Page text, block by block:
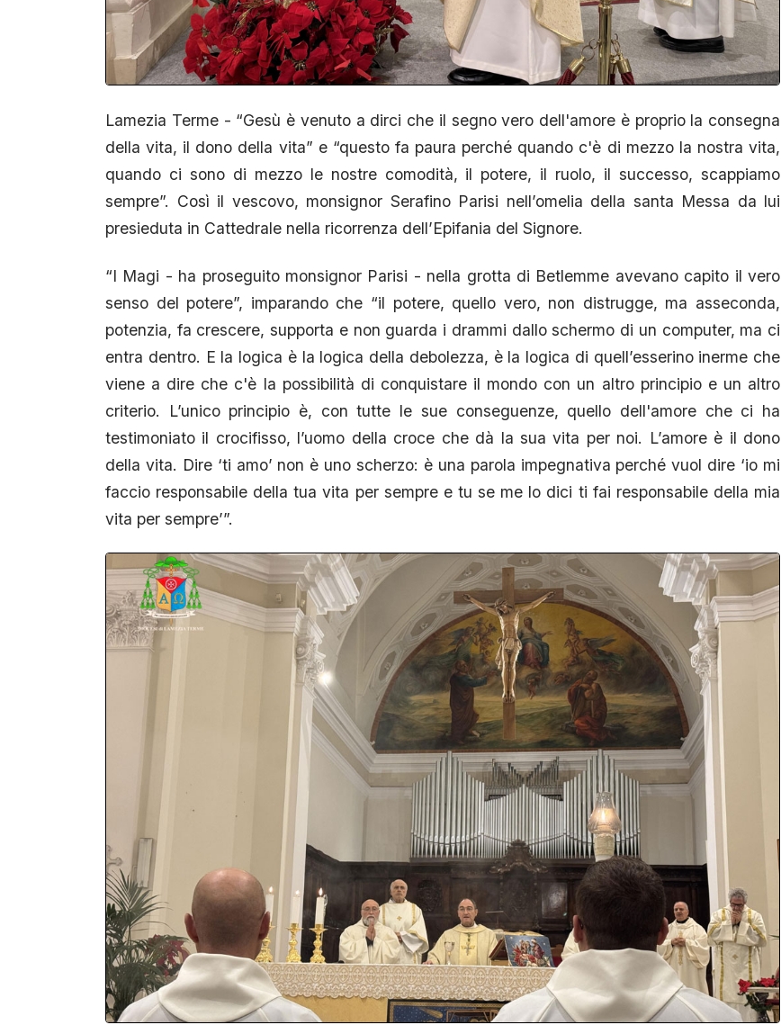
Lamezia Terme - “Gesù è venuto a dirci che il segno vero dell'amore è proprio la consegna
della vita, il dono della vita” e “questo fa paura perché quando c'è di mezzo la nostra vita,
quando ci sono di mezzo le nostre comodità, il potere, il ruolo, il successo, scappiamo
sempre”. Così il vescovo, monsignor Serafino Parisi nell’omelia della santa Messa da lui
presieduta in Cattedrale nella ricorrenza dell’Epifania del Signore.
“I Magi - ha proseguito monsignor Parisi - nella grotta di Betlemme avevano capito il vero
senso del potere”, imparando che “il potere, quello vero, non distrugge, ma asseconda,
potenzia, fa crescere, supporta e non guarda i drammi dallo schermo di un computer, ma ci
entra dentro. E la logica è la logica della debolezza, è la logica di quell’esserino inerme che
viene a dire che c'è la possibilità di conquistare il mondo con un altro principio e un altro
criterio. L’unico principio è, con tutte le sue conseguenze, quello dell'amore che ci ha
testimoniato il crocifisso, l’uomo della croce che dà la sua vita per noi. L’amore è il dono
della vita. Dire ‘ti amo’ non è uno scherzo: è una parola impegnativa perché vuol dire ‘io mi
faccio responsabile della tua vita per sempre e tu se me lo dici ti fai responsabile della mia
vita per sempre’”.